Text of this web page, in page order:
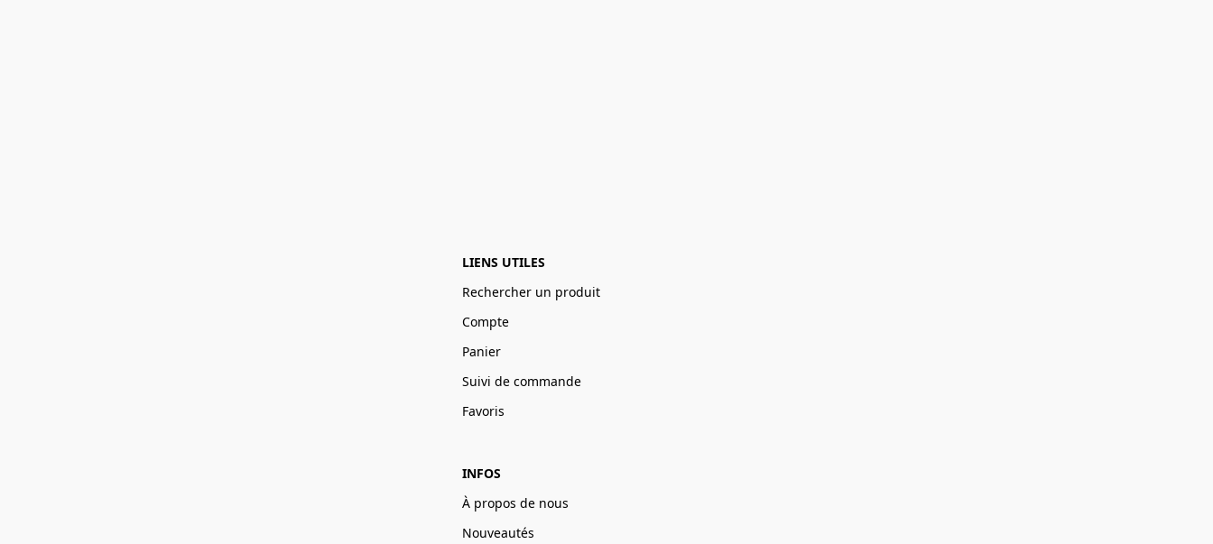
LIENS UTILES
Rechercher un produit
Compte
Panier
Suivi de commande
Favoris
INFOS
À propos de nous
Nouveautés